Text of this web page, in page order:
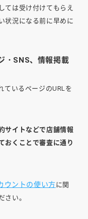
ては受け付けてもらえ
状況になる前に早めに
・SNS、情報掲載
ているページのURLを
サイトなどで店舗情報
おくことで審査に通り
ウントの使い方に関
さい。